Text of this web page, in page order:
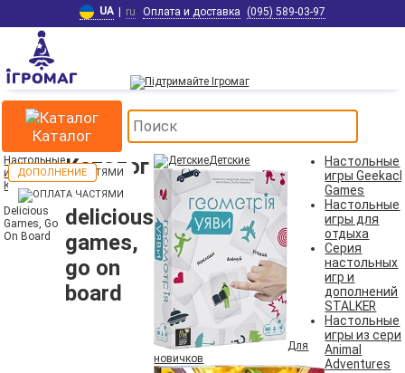
UA | ru Оплата и доставка (095) 589-03-97
Каталог
Настольные
игры
Каталог игр
Delicious
Games, Go
On Board
Каталог
игр
delicious
games,
go on
board
Детские
Для
новичков
Настольные
игры
Games
Настольные
игры для
отдыха
Серия
настольных
игр и
дополнений
STALKER
Настольные
игры из
Animal
Adventures
ДОПОЛНЕНИЕ
ДОПОЛНЕНИЕ
ДОПОЛНЕНИЕ